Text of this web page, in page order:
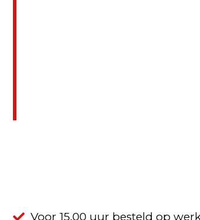
Voor 15.00 uur besteld op